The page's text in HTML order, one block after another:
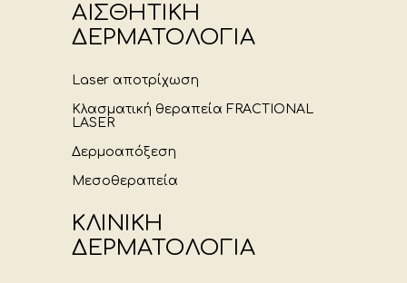
ΑΙΣΘΗΤΙΚΗ
ΔΕΡΜΑΤΟΛΟΓΙΑ
Laser αποτρίχωση
Κλασματική θεραπεία FRACTIONAL
LASER
Δερμοαπόξεση
Μεσοθεραπεία
ΚΛΙΝΙΚΗ
ΔΕΡΜΑΤΟΛΟΓΙΑ